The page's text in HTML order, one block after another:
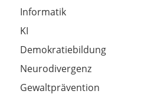
Informatik
KI
Demokratiebildung
Neurodivergenz
Gewaltprävention